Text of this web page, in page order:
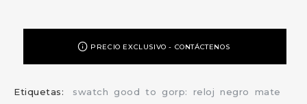
PRECIO EXCLUSIVO - CONTÁCTENOS
Etiquetas: swatch good to gorp: reloj negro
mate